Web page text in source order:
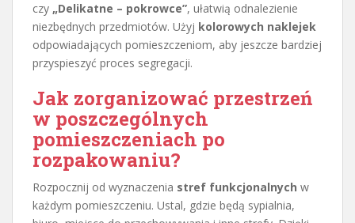
czy „Delikatne – pokrowce”, ułatwią odnalezienie
niezbędnych przedmiotów. Użyj kolorowych naklejek
odpowiadających pomieszczeniom, aby jeszcze bardziej
przyspieszyć proces segregacji.
Jak zorganizować przestrzeń
w poszczególnych
pomieszczeniach po
rozpakowaniu?
Rozpocznij od wyznaczenia stref funkcjonalnych w
każdym pomieszczeniu. Ustal, gdzie będą sypialnia,